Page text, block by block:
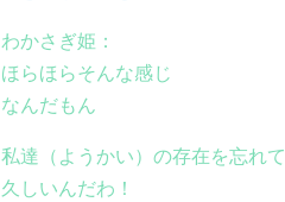
わかさぎ姫：
ほらほらそんな感じ
なんだもん
私達（ようかい）の存在を忘れて
久しいんだわ！